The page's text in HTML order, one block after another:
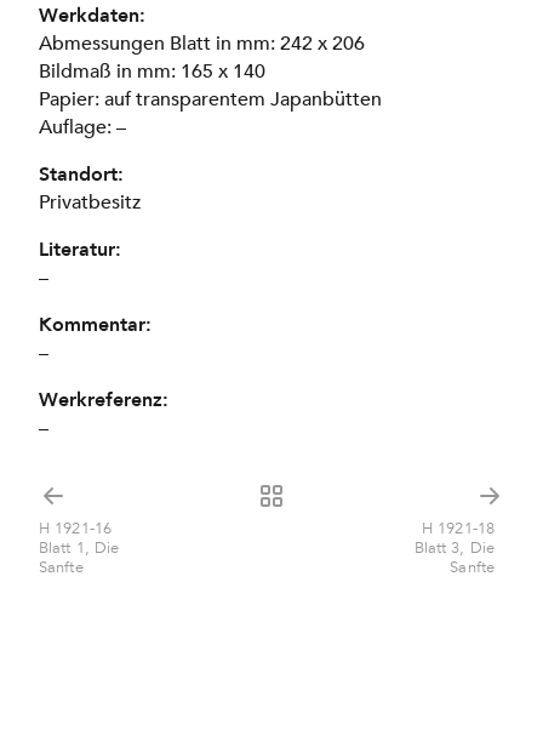
Werkdaten:
Abmessungen Blatt in mm: 242 x 206
Bildmaß in mm: 165 x 140
Papier: auf transparentem Japanbütten
Auflage: –
Standort:
Privatbesitz
Literatur:
–
Kommentar:
–
Werkreferenz:
–
H 1921-16
Blatt 1, Die
Sanfte
H 1921-18
Blatt 3, Die
Sanfte